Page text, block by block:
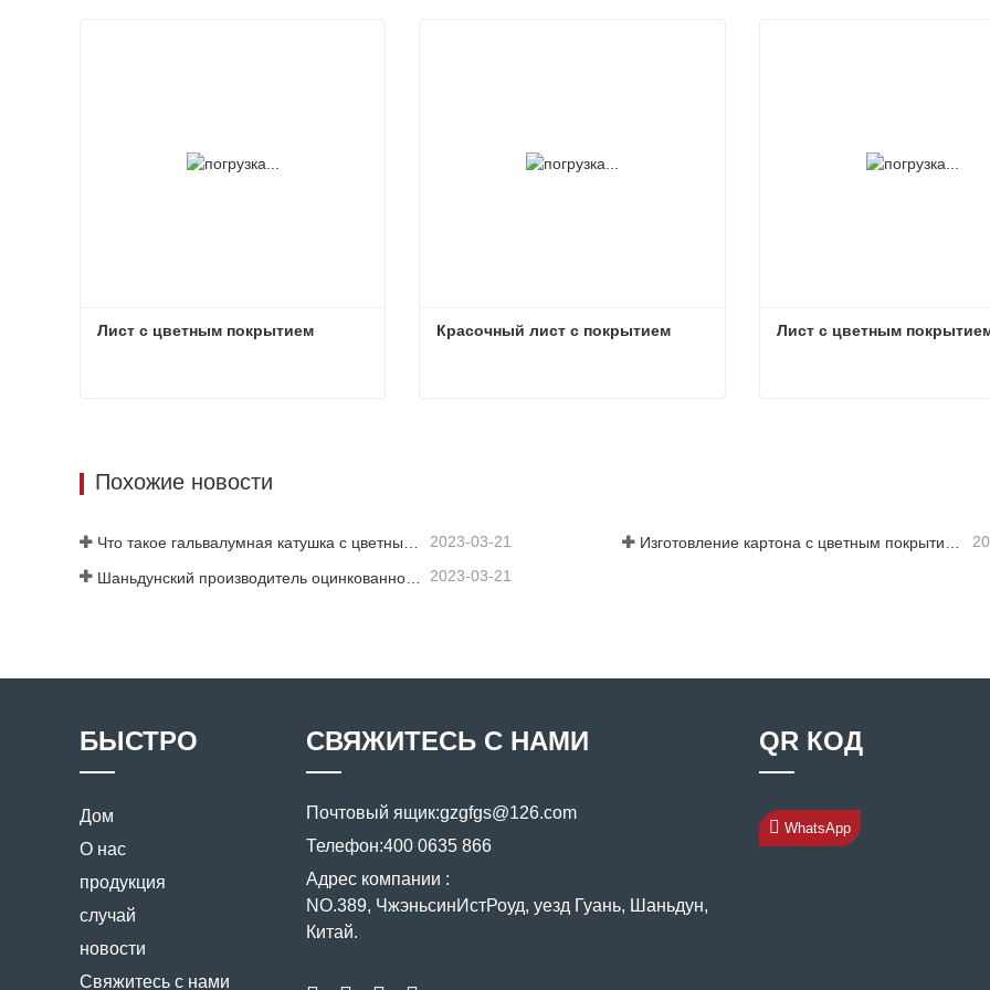
Лист с цветным покрытием Красочный лист с покрытием Лист с цветным
Похожие новости
Что такое гальвалумная катушка с цветным покрытием? 2023-03-21 Изготовление картона с цветным покрытием: картон с цветным покрытием «Снежинка» для украшения правильно скатывается с производственной линии
2023-03-21
БЫСТРО
Дом
О нас
продукция
случай
новости
Свяжитесь с нами
СВЯЖИТЕСЬ С НАМИ
Почтовый ящик:gzgfgs@126.com
Телефон:400 0635 866
Адрес компании :
NO.389, ЧжэньсинИстРоуд, уезд Гуань, Шаньдун,
Китай.
QR КОД
WhatsApp